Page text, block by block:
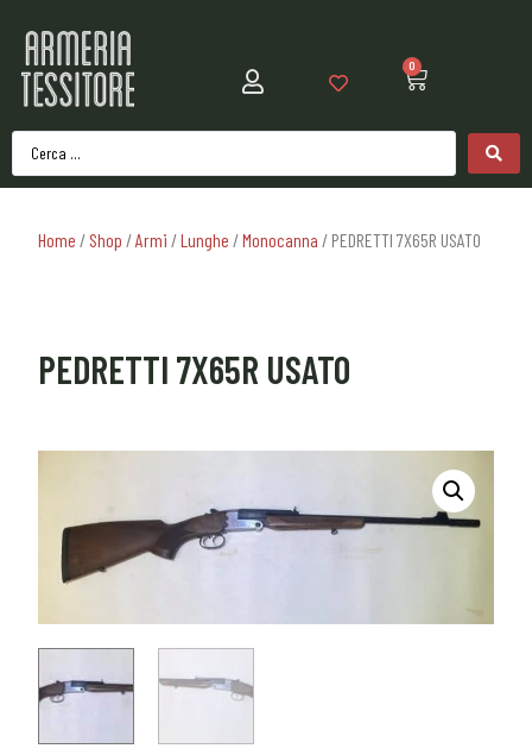
0
Home / Shop /Armi /Lunghe /Monocanna / PEDRETTI 7X65R USATO
PEDRETTI 7X65R USATO